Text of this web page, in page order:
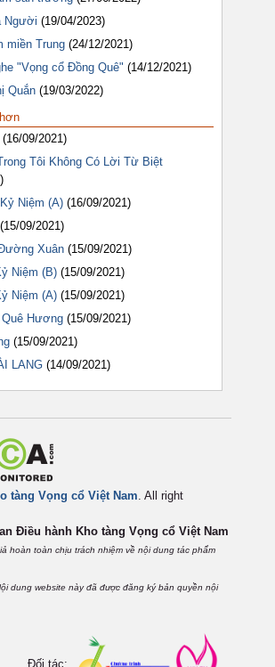
Người (19/04/2023)
miền Trung (24/12/2021)
"Vọng cổ Đồng Quê" (14/12/2021)
Quắn (19/03/2022)
(16/09/2021)
Tôi Không Có Lời Từ Biệt
Niệm (A) (16/09/2021)
(15/09/2021)
Xuân (15/09/2021)
Niệm (B) (15/09/2021)
Niệm (A) (15/09/2021)
Hương (15/09/2021)
(15/09/2021)
LANG (14/09/2021)
tàng Vọng cổ Việt Nam. All right
Điều hành Kho tàng Vọng cổ Việt Nam
hoàn toàn chịu trách nhiệm về nội dung tác phẩm
dung website này đã được đăng ký bản quyền nội
Đối tác: